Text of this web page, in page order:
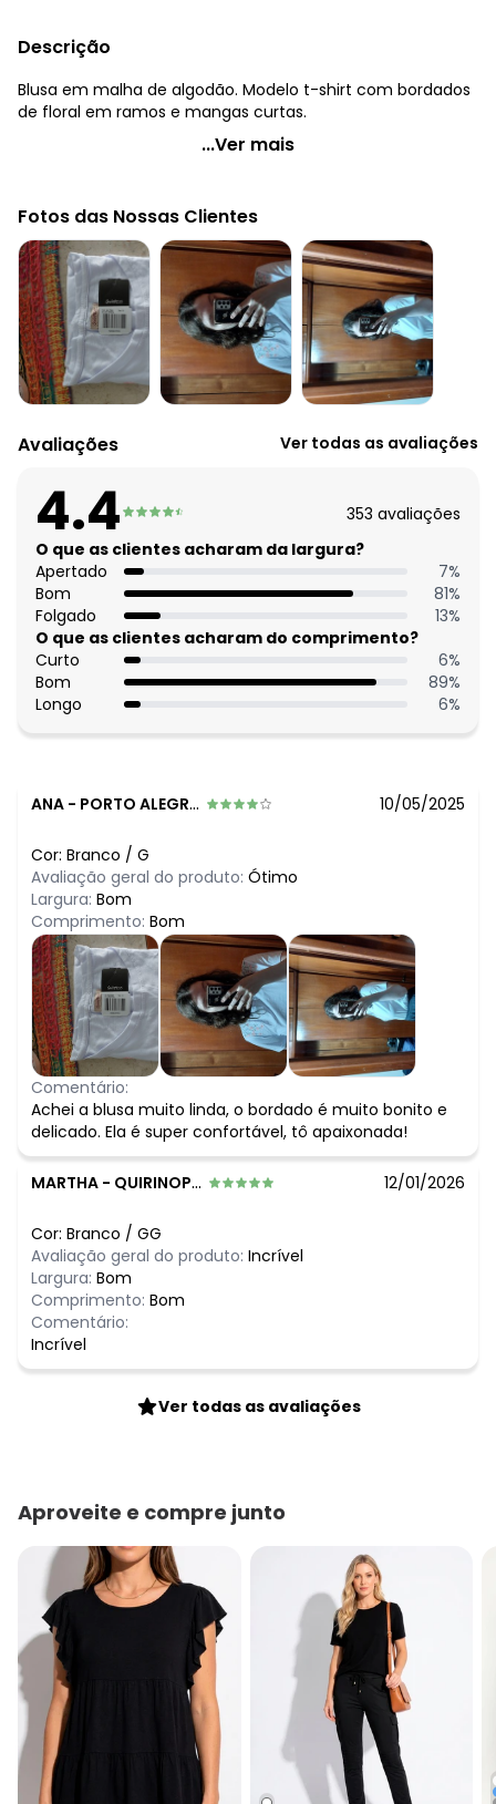
Descrição
Blusa em malha de algodão. Modelo t-shirt com bordados
de floral em ramos e mangas curtas.
Quintess - Blusa Preta com Bordado em Ramos
Comprimento da manga: Curta
Decote frente: Redondo
Complemento: Bordado
Tecido: Meia malha
Composição: Conforme imagem etiqueta
...Ver mais
Fotos das Nossas Clientes
Avaliações Ver todas as avaliações
4.4 353 avaliações
O que as clientes acharam da largura?
Apertado
7%
Bom
81%
Folgado
13%
O que as clientes acharam do comprimento?
Curto
6%
Bom
89%
Longo
6%
ANA - PORTO ALEGRE - RS 10/05/2025
Cor: Branco / G
Avaliação geral do produto: Ótimo
Largura: Bom
Comprimento: Bom
Comentário:
Achei a blusa muito linda, o bordado é muito bonito e
delicado. Ela é super confortável, tô apaixonada!
MARTHA - QUIRINOPOLIS - GO 12/01/2026
Cor: Branco / GG
Avaliação geral do produto: Incrível
Largura: Bom
Comprimento: Bom
Comentário:
Incrível
Ver todas as avaliações
Aproveite e compre junto